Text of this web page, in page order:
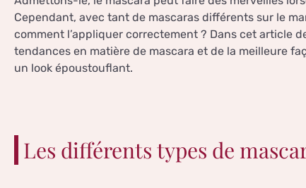
Cependant, avec tant de mascaras différents sur le
comment l’appliquer correctement ? Dans cet article
tendances en matière de mascara et de la meilleure
un look époustouflant.
Les différents types de